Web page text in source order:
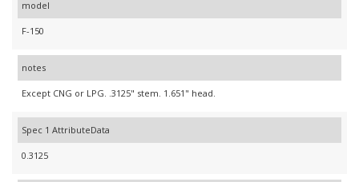
model
F-150
notes
Except CNG or LPG. .3125" stem. 1.651" head.
Spec 1 AttributeData
0.3125